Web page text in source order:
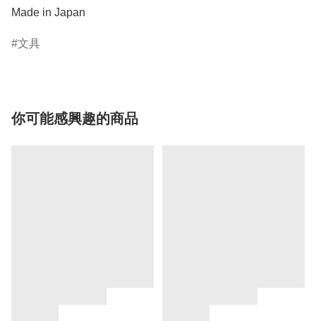
Made in Japan
文具
你可能感興趣的商品